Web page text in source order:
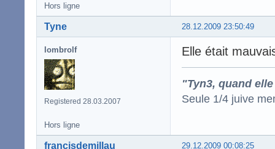
Hors ligne
28.12.2009 23:50:49
Tyne
lombrolf
Registered 28.03.2007
Elle était
"Tyn3, quand
Seule 1/4 juive
Hors ligne
29.12.2009 00:08:25
francisdemillau